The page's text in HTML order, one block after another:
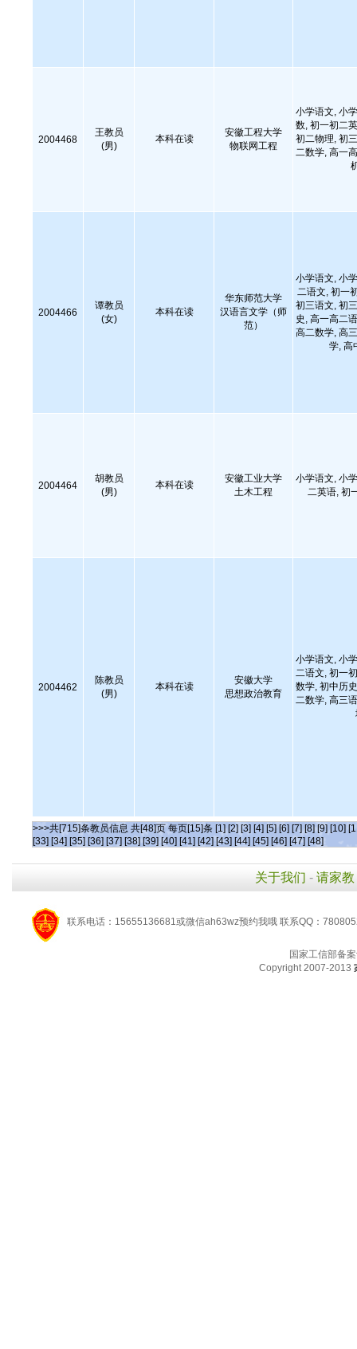
2004468
王教员
(男)
本科在读
安徽工程大学
物联网工程
小学语文, 小
数, 初一初二
初二物理, 初
二数学, 高一
2004466
谭教员
(女)
本科在读
华东师范大学
汉语言文学（师
范）
小学语文, 小
二语文, 初一
初三语文, 初
史, 高一高二
高二数学, 高
学, 高
2004464
胡教员
(男)
本科在读
安徽工业大学
土木工程
小学语文, 小
二英语, 初
2004462
陈教员
(男)
本科在读
安徽大学
思想政治教育
小学语文, 小
二语文, 初一
数学, 初中历
二数学, 高三
>>>共[715]条教员信息 共[48]页 每页[15]条 [1] [2] [3] [4] [5] [6] [7] [8] [9] [10]
[33] [34] [35] [36] [37] [38] [39] [40] [41] [42] [43] [44] [45] [46] [47] [48]
关于我们 - 请家教
联系电话：15655136681或微信ah63wz预约我哦 联系QQ：
国家工信部备
Copyright 2007-2013